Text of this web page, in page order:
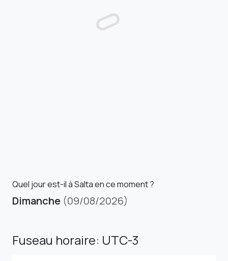
Quel jour est-il à Salta en ce moment ?
Dimanche (09/08/2026)
Fuseau horaire: UTC-3